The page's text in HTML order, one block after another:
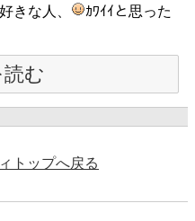
きな人、
ｶﾜｲｲと思った
む
トップへ戻る